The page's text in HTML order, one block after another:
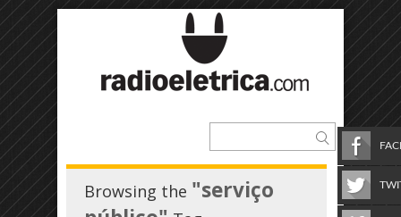
Browsing the "serviço